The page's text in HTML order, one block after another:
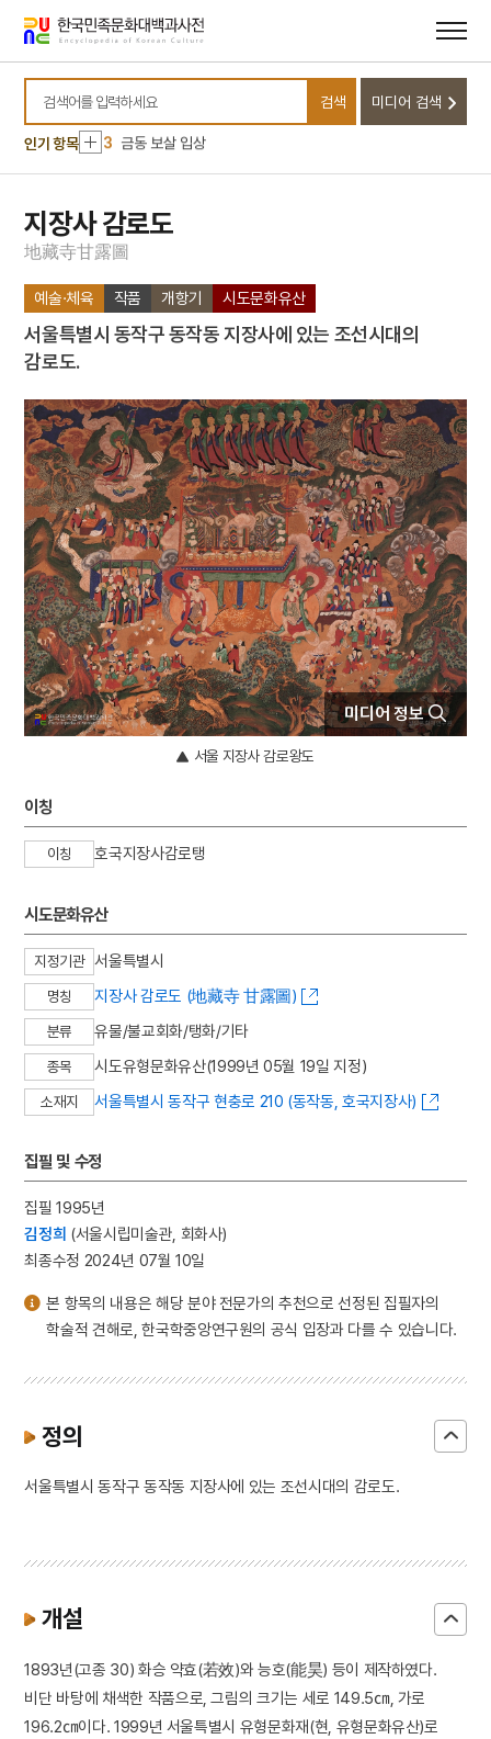
바로가기
바로가기
검색어를 입력하세요
검색 미디어 검색
인기 항목
10 대관전
1 상해대한인거류민단
2 격구도
3 금동 보살 입상
4 김개남
5 상해고려교민친목회
6 제주의 제주마
고사촬요
9
김호
1 상해대한인거류민단
2 격구도
3 금동 보살 입상
4 김개남
5 상해고려교민친목회
6 제주의 제주마
7 종합부동산세
8
고사촬요
9 김호
10 대관전
지장사 감로도
地藏寺甘露圖
예술·체육 작품 개항기 시도문화유산
서울특별시 동작구 동작동 지장사에 있는 조선시대의
감로도.
미디어 정보
서울 지장사 감로왕도
이칭
이칭 호국지장사감로탱
시도문화유산
지정기관 서울특별시
명칭 지장사 감로도 (地藏寺 甘露圖)
분류 유물/불교회화/탱화/기타
종목 시도유형문화유산(1999년 05월 19일 지정)
소재지 서울특별시 동작구 현충로 210 (동작동, 호국지장사)
집필 및 수정
집필 1995년
김정희 (서울시립미술관, 회화사)
최종수정 2024년 07월 10일
본 항목의 내용은 해당 분야 전문가의 추천으로 선정된 집필자의
학술적 견해로, 한국학중앙연구원의 공식 입장과 다를 수 있습니다.
정의
서울특별시 동작구 동작동 지장사에 있는 조선시대의 감로도.
개설
1893년(고종 30) 화승 약효(若效)와 능호(能昊) 등이 제작하였다.
비단 바탕에 채색한 작품으로, 그림의 크기는 세로 149.5㎝, 가로
196.2㎝이다. 1999년 서울특별시 유형문화재(현, 유형문화유산)로